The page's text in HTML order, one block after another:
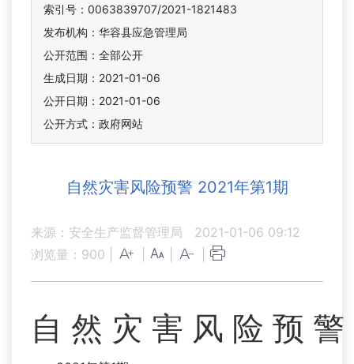
索引号：0063839707/2021-1821483
发布机构：华容县应急管理局
公开范围：全部公开
生成日期：2021-01-06
公开日期：2021-01-06
公开方式：政府网站
自然灾害风险预警 2021年第1期
来源：安全生产监督管理局
2021-01-06 09:12
浏览量： 900
自 然 灾 害 风 险 预 警